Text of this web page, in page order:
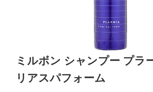
ミルボン シャンプー プ
リアスパフォーム